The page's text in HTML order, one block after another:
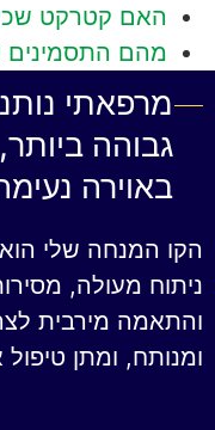
האם קטרקט
מהם
מרפאתי
גבוהה ביותר,
באוירה
הקו המנחה שלי
ניתוח מעולה,
והתאמה מירבית
ומנותח, ומתן טיפול